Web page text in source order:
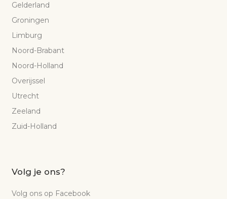
Gelderland
Groningen
Limburg
Noord-Brabant
Noord-Holland
Overijssel
Utrecht
Zeeland
Zuid-Holland
Volg je ons?
Volg ons op Facebook